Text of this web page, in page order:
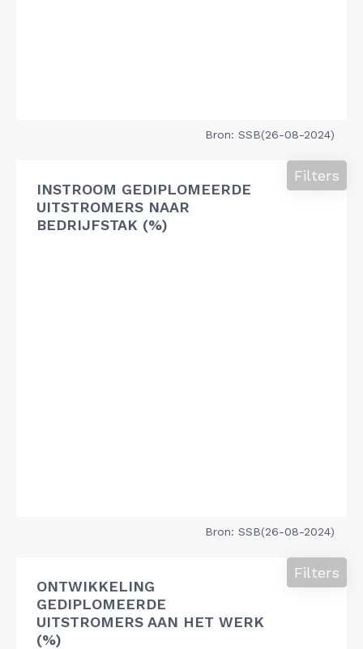
Bron: SSB(26-08-2024)
INSTROOM GEDIPLOMEERDE
UITSTROMERS NAAR
BEDRIJFSTAK (%)
Filters
Bron: SSB(26-08-2024)
ONTWIKKELING
GEDIPLOMEERDE
UITSTROMERS AAN HET WERK
(%)
Filters